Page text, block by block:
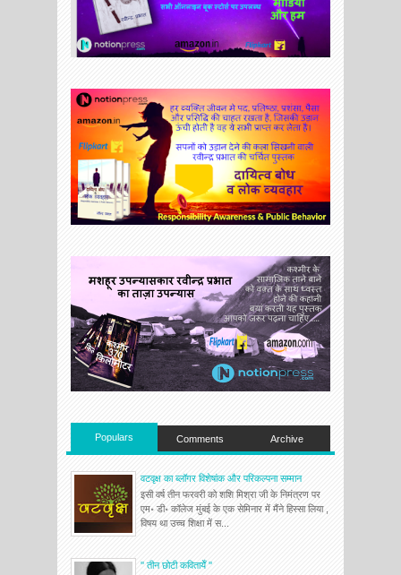
Populars Comments Archive
वटवृक्ष का ब्लॉगर विशेषांक और परिकल्पना सम्मान
इसी वर्ष तीन फरवरी को शशि मिश्रा जी के निमंत्रण पर
एम॰ डी॰ कॉलेज मुंबई के एक सेमिनार में मैंने हिस्सा लिया ,
विषय था उच्च शिक्षा में स...
'' तीन छोटी कवितायेँ ''